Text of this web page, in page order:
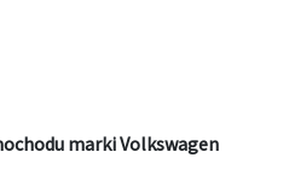
marki Volkswagen